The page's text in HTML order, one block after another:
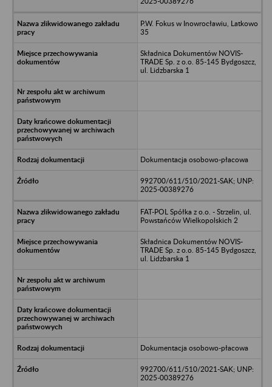
P.W. Fokus w Inowrocławiu, Latkowo
35
Składnica Dokumentów NOVIS-
TRADE Sp. z o.o. 85-145 Bydgoszcz,
ul. Lidzbarska 1
Dokumentacja osobowo-płacowa
992700/611/510/2021-SAK; UNP:
2025-00389276
FAT-POL Spółka z o.o. - Strzelin, ul.
Powstańców Wielkopolskich 2
Składnica Dokumentów NOVIS-
TRADE Sp. z o.o. 85-145 Bydgoszcz,
ul. Lidzbarska 1
Dokumentacja osobowo-płacowa
992700/611/510/2021-SAK; UNP:
2025-00389276